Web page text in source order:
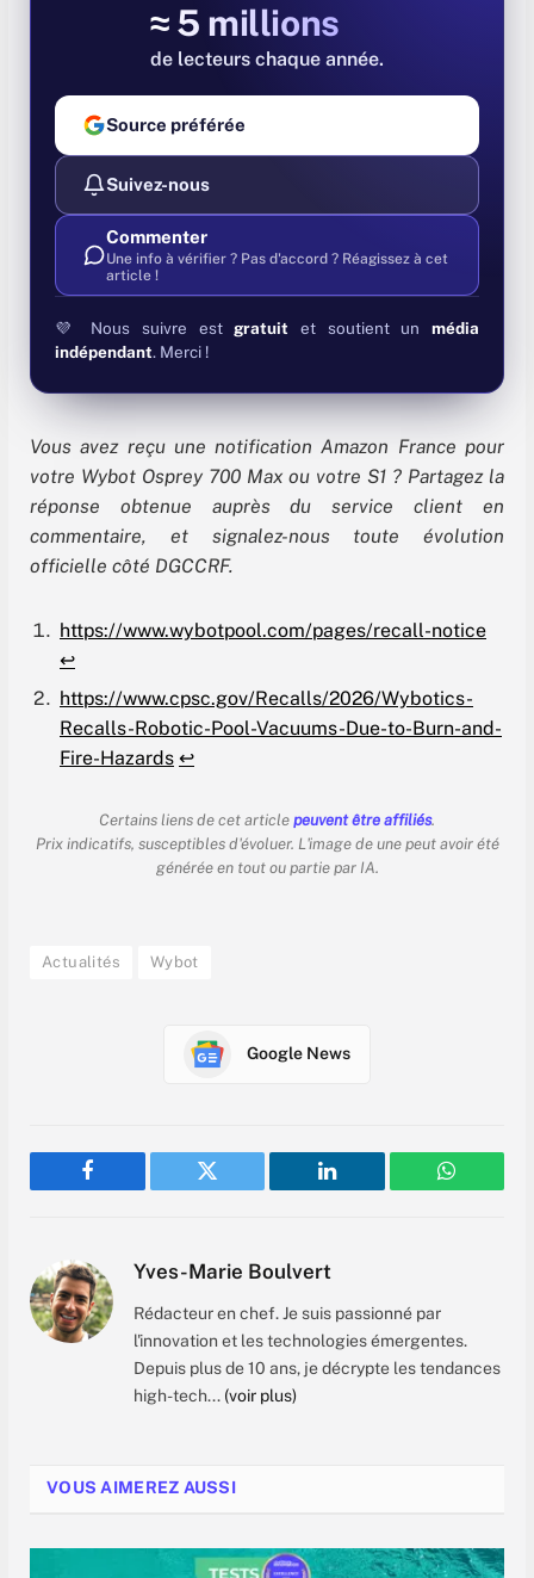
≈ 5 millions
de lecteurs chaque année
Source préférée
Suivez-nous
Commenter
Une info à vérifier ? Pas d'accord ? Réagissez à cet
article !
💜 Nous suivre estgratuit et soutient unmédia
indépendant. Merci !
Vous avez reçu une notification Amazon France pour
votre Wybot Osprey 700 Max ou votre S1 ? Partagez la
réponse obtenue auprès du service client en
commentaire, et signalez-nous toute évolution
officielle côté DGCCRF.
https://www.wybotpool.com/pages/recall-notice
↩︎
https://www.cpsc.gov/Recalls/2026/Wybotics-
Recalls-Robotic-Pool-Vacuums-Due-to-Burn-and-
Fire-Hazards ↩︎
Certains liens de cet article peuvent être affiliés.
Prix indicatifs, susceptibles d'évoluer. L'image de une peut avoir été
générée en tout ou partie par IA.
Actualités Wybot
Google News
Facebook Twitter LinkedIn
Yves-Marie Boulvert
Rédacteur en chef. Je suis passionné par
l'innovation et les technologies émergentes.
Depuis plus de 10 ans, je décrypte les tendances
high-tech... (voir plus)
VOUS AIMEREZ AUSSI